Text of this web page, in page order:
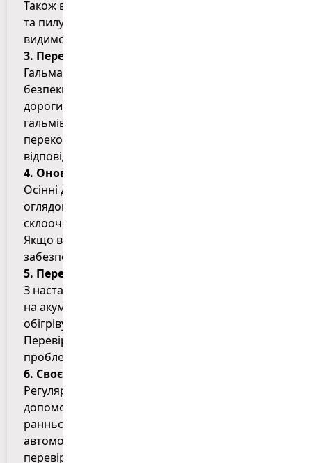
Також важливо регулярно очищати їх від бруду
та пилу для забезпечення оптимальної
видимості.
3. Перевірка гальмівної системи
Гальма – це одна з найважливіших систем
безпеки автомобіля, особливо восени, коли
дороги можуть бути слизькими. Перевірте стан
гальмівних колодок та дисків, а також
переконайтеся, що рівень гальмівної рідини
відповідає нормі.
4. Оновлення склоочисників
Осінні дощі можуть суттєво обмежити
оглядовість, тому переконайтеся, що ваші
склоочисники працюють належним чином.
Якщо вони залишають сліди на склі або не
забезпечують чистоту, варто їх замінити.
5. Перевірка акумулятора
З настанням прохолодних днів навантаження
на акумулятор зростає через роботу систем
обігріву, освітлення та інших приладів.
Перевірте стан акумулятора, щоб уникнути
проблем із запуском двигуна в холодну погоду.
6. Своєчасне технічне обслуговування
Регулярний огляд у сервісному центрі
допоможе виявити можливі проблеми на
ранньому етапі та забезпечити безпеку вашого
автомобіля. Під час осіннього ТО варто
перевірити стан підвіски, кермової системи та